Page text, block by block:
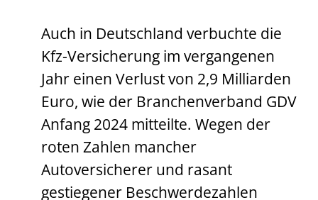
Auch in Deutschland verbuchte die
Kfz-Versicherung im vergangenen
Jahr einen Verlust von 2,9 Milliarden
Euro, wie der Branchenverband GDV
Anfang 2024 mitteilte. Wegen der
roten Zahlen mancher
Autoversicherer und rasant
gestiegener Beschwerdezahlen